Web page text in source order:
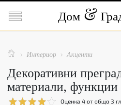
 Дом
  Интериор  Акценти
Декоративни
материали, функции
Оценка 4 от общо 3